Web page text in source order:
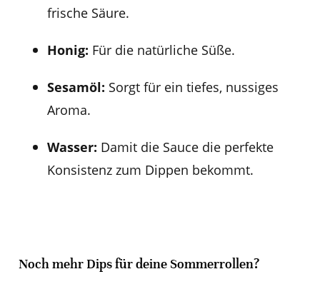
frische Säure.
Honig: Für die natürliche Süße.
Sesamöl: Sorgt für ein tiefes, nussiges
Aroma.
Wasser: Damit die Sauce die perfekte
Konsistenz zum Dippen bekommt.
Noch mehr Dips für deine Sommerrollen?